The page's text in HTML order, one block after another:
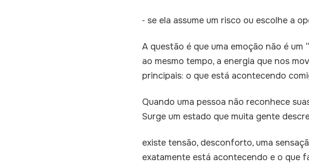
⁃ se ela assume um risco ou escolhe a
A questão é que uma emoção não é um
ao mesmo tempo, a energia que nos
principais: o que está acontecendo
Quando uma pessoa não reconhece
Surge um estado que muita gente
existe tensão, desconforto, uma
exatamente está acontecendo e o que